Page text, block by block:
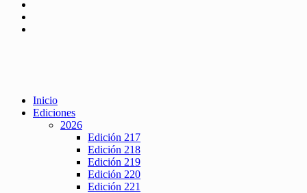
Inicio
Ediciones
2026
Edición 217
Edición 218
Edición 219
Edición 220
Edición 221